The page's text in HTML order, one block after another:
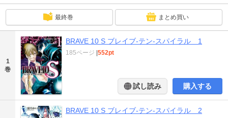
最終巻 まとめ買い
1
巻
BRAVE 10 S ブレイブ-テン-スパイラル 1
185ページ 552pt
試し読み 購入する
BRAVE 10 S ブレイブ-テン-スパイラル 2